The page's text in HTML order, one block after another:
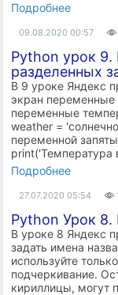
Подробнее
09.08.2020 00:57
Python урок
разделенных
В 9 уроке Яндекс
экран
переменные
weather =
переменной
print('Температура
Подробнее
27.07.2020 05:54
Python Урок
В уроке 8 Яндекс
задать имена
используйте
подчеркивание.
кириллицы, могут